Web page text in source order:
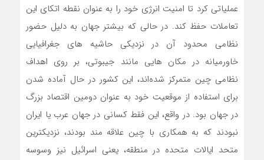
عملیاتی کرد تا امنیت انرژی خود را به عنوان نقطه اتکای این
تعاملات حفظ کند. در حالی که بیشتر جهان به دلیل حضور
نظامی محدود آن در نزدیکی حاشیه های جغرافیایی
خاورمیانه در مکان هایی مانند جیبوتی، بر روی اهداف
نظامی چین متمرکز شده‌اند، این کشور در حال آماده شدن
برای استفاده از موقعیت خود به عنوان دومین اقتصاد بزرگ
در جهان بود. در واقع، این فقط کسانی در جهان عرب یا ایران
نبودند که به همکاری با چین علاقه مند بودند، نزدیکترین
متحد ایالات متحده در منطقه، یعنی اسرائیل نیز وسوسه